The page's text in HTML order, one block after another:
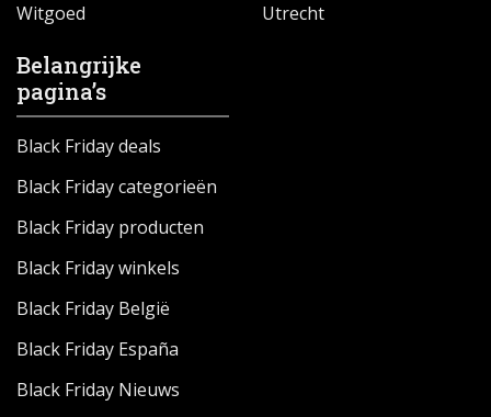
Witgoed
Utrecht
Belangrijke
pagina’s
Black Friday deals
Black Friday categorieën
Black Friday producten
Black Friday winkels
Black Friday België
Black Friday España
Black Friday Nieuws